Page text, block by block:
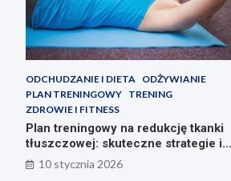
ODCHUDZANIE I DIETA ODŻYWIANIE
PLAN TRENINGOWY TRENING
ZDROWIE I FITNESS
Plan treningowy na redukcję tkanki
tłuszczowej: skuteczne strategie i
ćwiczenia
10 stycznia 2026